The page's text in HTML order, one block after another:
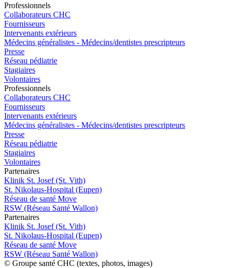
Professionnels
Collaborateurs CHC
Fournisseurs
Intervenants extérieurs
Médecins généralistes - Médecins/dentistes prescripteurs
Presse
Réseau pédiatrie
Stagiaires
Volontaires
Professionnels
Collaborateurs CHC
Fournisseurs
Intervenants extérieurs
Médecins généralistes - Médecins/dentistes prescripteurs
Presse
Réseau pédiatrie
Stagiaires
Volontaires
Partenaires
Klinik St. Josef (St. Vith)
St. Nikolaus-Hospital (Eupen)
Réseau de santé Move
RSW (Réseau Santé Wallon)
Partenaires
Klinik St. Josef (St. Vith)
St. Nikolaus-Hospital (Eupen)
Réseau de santé Move
RSW (Réseau Santé Wallon)
© Groupe santé CHC (textes, photos, images)